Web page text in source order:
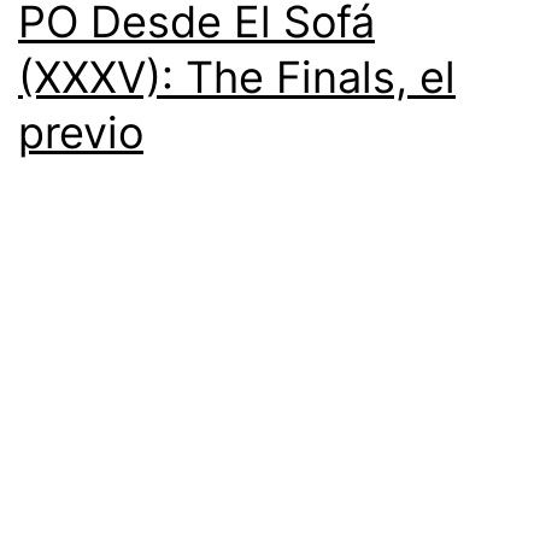
PO Desde El Sofá
(XXXV): The Finals, el
previo